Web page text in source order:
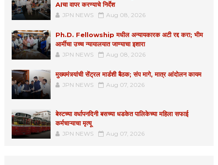
AIचा वापर करण्याचे निर्देश
JPN NEWS Aug 08, 2026
Ph.D. Fellowship मधील अन्यायकारक अटी रद्द करा; भीम
आर्मीचा उच्च न्यायालयात जाण्याचा इशारा
JPN NEWS Aug 08, 2026
मुख्यमंत्र्यांची सेंट्रल मार्डशी बैठक; संप मागे, मात्र आंदोलन कायम
JPN NEWS Aug 07, 2026
बेस्टच्या वर्धापनदिनी बसच्या धडकेत पालिकेच्या महिला सफाई
कर्मचाऱ्याचा मृत्यू
JPN NEWS Aug 07, 2026